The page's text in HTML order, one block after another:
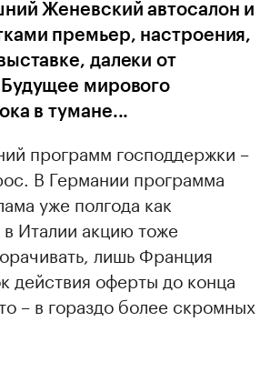
Женевский автосалон и
премьер, настроения,
далеки от
мирового
в тумане...
программ господдержки –
В Германии программа
уже полгода как
Италии акцию тоже
лишь Франция
действия оферты до конца
– в гораздо более скромных